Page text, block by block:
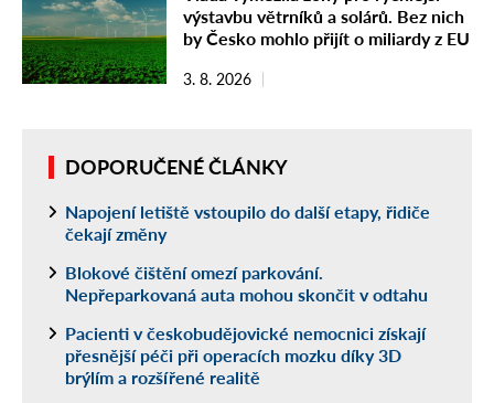
výstavbu větrníků a solárů. Bez nich
by Česko mohlo přijít o miliardy z EU
3. 8. 2026
DOPORUČENÉ ČLÁNKY
Napojení letiště vstoupilo do další etapy, řidiče
čekají změny
Blokové čištění omezí parkování.
Nepřeparkovaná auta mohou skončit v odtahu
Pacienti v českobudějovické nemocnici získají
přesnější péči při operacích mozku díky 3D
brýlím a rozšířené realitě